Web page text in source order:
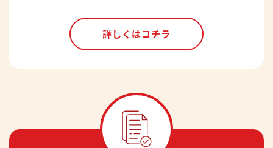
詳しくはコチラ